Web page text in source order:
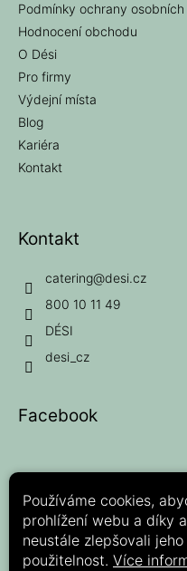
Používáme cookies,
prohlížení webu a díky
neustále zlepšovali
použitelnost. Více
Podmínky ochrany osobních
Hodnocení obchodu
O Dési
Pro firmy
Výdejní místa
Blog
Kariéra
Kontakt
Kontakt
catering@desi.cz
800 10 11 49
DÉSI
desi_cz
Facebook
Možnosti